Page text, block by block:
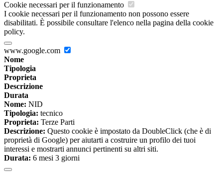
Cookie necessari per il funzionamento
I cookie necessari per il funzionamento non possono essere
disabilitati. È possibile consultare l'elenco nella pagina della cookie
policy.
www.google.com
Nome
Tipologia
Proprieta
Descrizione
Durata
Nome: NID
Tipologia: tecnico
Proprieta: Terze Parti
Descrizione: Questo cookie è impostato da DoubleClick (che è di
proprietà di Google) per aiutarti a costruire un profilo dei tuoi
interessi e mostrarti annunci pertinenti su altri siti.
Durata: 6 mesi 3 giorni